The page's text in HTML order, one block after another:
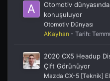
Otomotiv
konuşuluyor
Otomotiv Dünyası
AKayhan - Tarih:
2020 CX5 Headup
Çift Görünüyor
Mazda CX-5 [Teknik]